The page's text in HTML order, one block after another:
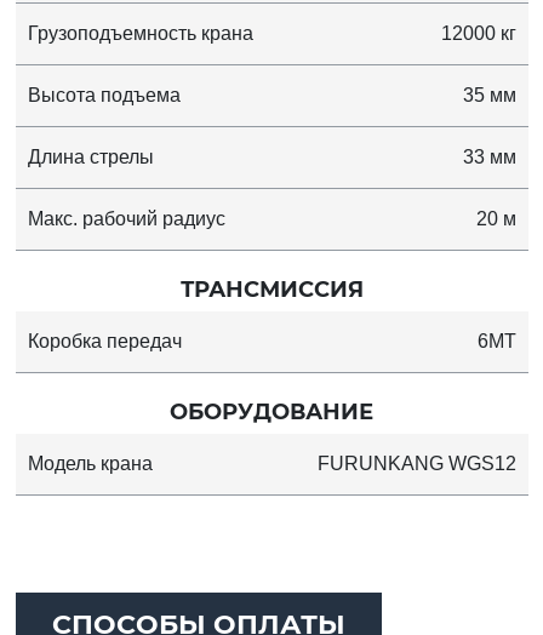
Грузоподъемность крана 12000 кг
Высота подъема 35 мм
Длина стрелы 33 мм
Макс. рабочий радиус 20 м
ТРАНСМИССИЯ
Коробка передач 6MT
ОБОРУДОВАНИЕ
Модель крана FURUNKANG WGS12
СПОСОБЫ ОПЛАТЫ